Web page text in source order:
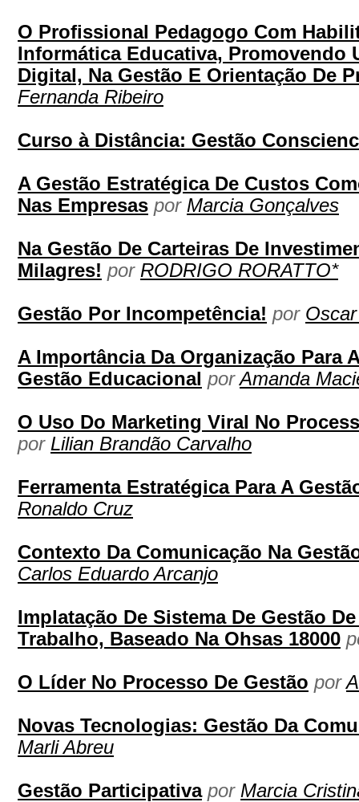
O Profissional Pedagogo Com
Informática Educativa, Promovendo
Digital, Na Gestão E Orientação De
Fernanda Ribeiro
Curso à Distância: Gestão
A Gestão Estratégica De Custos
Nas Empresas por Marcia Gonçalves
Na Gestão De Carteiras De
Milagres! por RODRIGO RORATTO*
Gestão Por Incompetência! por
A Importância Da Organização Para
Gestão Educacional porAmanda
O Uso Do Marketing Viral No
por Lilian Brandão Carvalho
Ferramenta Estratégica Para A
Ronaldo Cruz
Contexto Da Comunicação Na
Carlos Eduardo Arcanjo
Implatação De Sistema De Gestão
Trabalho, Baseado Na Ohsas 18000
O Líder No Processo De Gestão por
Novas Tecnologias: Gestão Da
Marli Abreu
Gestão Participativa por Marcia